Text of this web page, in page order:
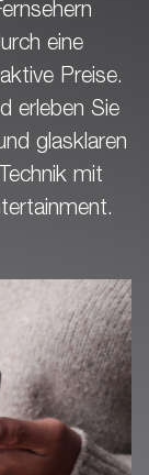
eine
Preise.
erleben Sie
glasklaren
mit